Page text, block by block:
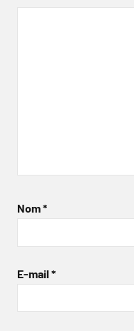
Nom*
E-mail *